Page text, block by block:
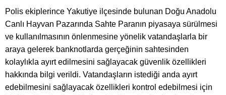
Polis ekiplerince Yakutiye ilçesinde bulunan Doğu Anadolu
Canlı Hayvan Pazarında Sahte Paranın piyasaya sürülmesi
ve kullanılmasının önlenmesine yönelik vatandaşlarla bir
araya gelerek banknotlarda gerçeğinin sahtesinden
kolaylıkla ayırt edilmesini sağlayacak güvenlik özellikleri
hakkında bilgi verildi. Vatandaşların istediği anda ayırt
edebilmesini sağlayacak özellikleri kontrol edebilmesi için